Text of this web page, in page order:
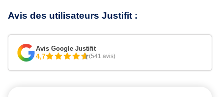
Avis des utilisateurs Justifit :
Avis Google Justifit
4,7 (541 avis)